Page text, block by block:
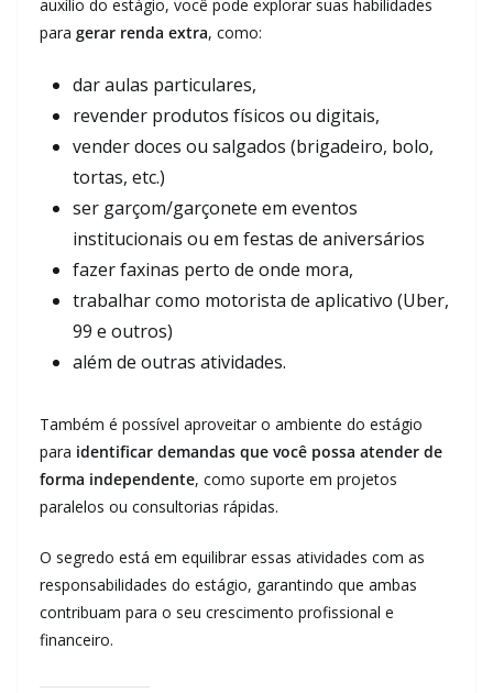
auxílio do estágio, você pode explorar suas habilidades
para gerar renda extra, como:
dar aulas particulares,
revender produtos físicos ou digitais,
vender doces ou salgados (brigadeiro, bolo,
tortas, etc.)
ser garçom/garçonete em eventos
institucionais ou em festas de aniversários
fazer faxinas perto de onde mora,
trabalhar como motorista de aplicativo (Uber,
99 e outros)
além de outras atividades.
Também é possível aproveitar o ambiente do estágio
para identificar demandas que você possa atender de
forma independente, como suporte em projetos
paralelos ou consultorias rápidas.
O segredo está em equilibrar essas atividades com as
responsabilidades do estágio, garantindo que ambas
contribuam para o seu crescimento profissional e
financeiro.